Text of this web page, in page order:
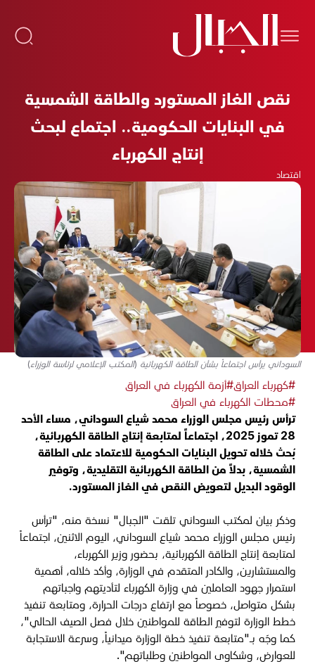
نقص الغاز المستورد والطاقة الشمسية
في البنايات الحكومية.. اجتماع لبحث
إنتاج الكهرباء
اقتصاد
السوداني يرأس اجتماعاً بشأن الطاقة الكهربائية (المكتب الإعلامي لرئاسة الوزراء)
#كهرباء العراق#أزمة الكهرباء في العراق
#محطات الكهرباء في العراق
ترأس رئيس مجلس الوزراء محمد شياع السوداني، مساء الأحد
28 تموز 2025، اجتماعاً لمتابعة إنتاج الطاقة الكهربائية،
بُحث خلاله تحويل البنايات الحكومية للاعتماد على الطاقة
الشمسية، بدلاً من الطاقة الكهربائية التقليدية، وتوفير
الوقود البديل لتعويض النقص في الغاز المستورد.
وذكر بيان لمكتب السوداني تلقت "الجبال" نسخة منه، "ترأس
رئيس مجلس الوزراء محمد شياع السوداني، اليوم الاثنين، اجتماعاً
لمتابعة إنتاج الطاقة الكهربائية، بحضور وزير الكهرباء،
والمستشارين، والكادر المتقدم في الوزارة، وأكد خلاله، أهمية
استمرار جهود العاملين في وزارة الكهرباء لتأديتهم واجباتهم
بشكل متواصل، خصوصاً مع ارتفاع درجات الحرارة، ومتابعة تنفيذ
خطط الوزارة لتوفير الطاقة للمواطنين خلال فصل الصيف الحالي"،
كما وجّه بـ"متابعة تنفيذ خطة الوزارة ميدانياً، وسرعة الاستجابة
للعوارض، وشكاوى المواطنين وطلباتهم".